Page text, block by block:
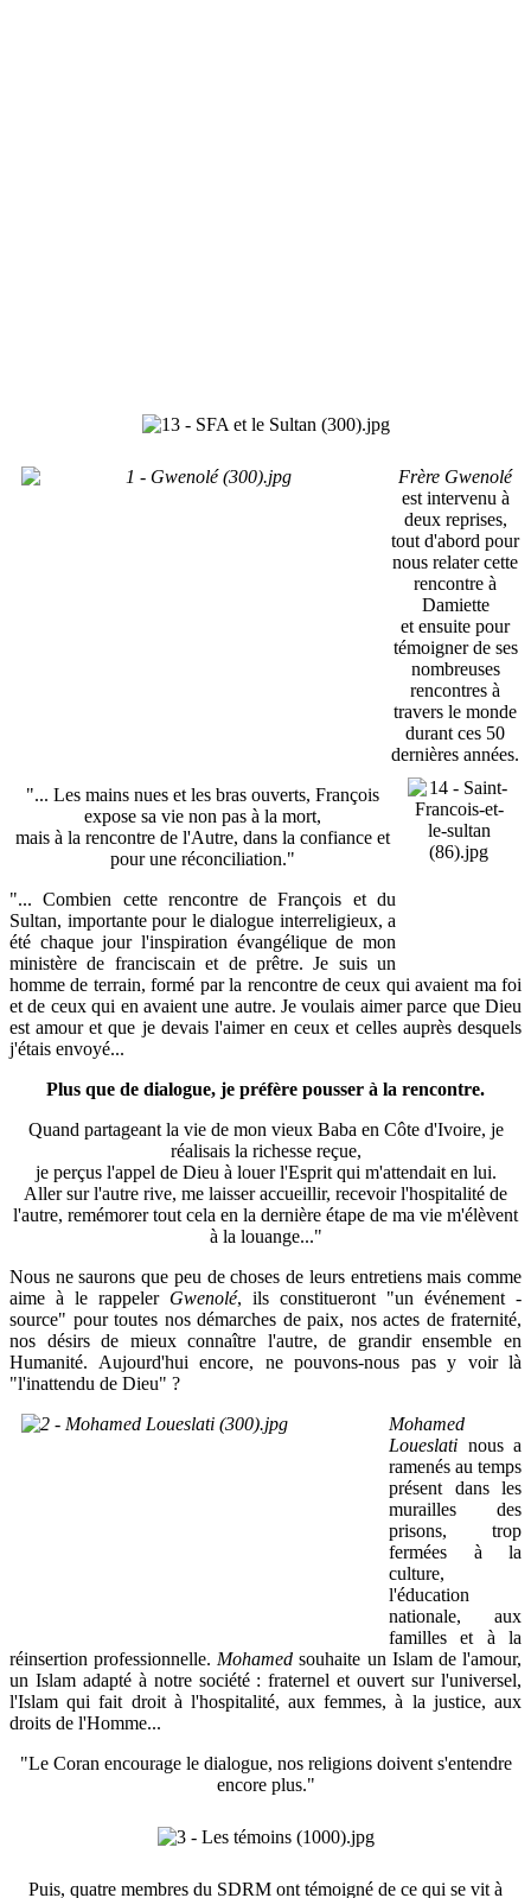
Frère Gwenolé
est intervenu à
deux reprises,
tout d'abord pour
nous relater cette
rencontre à
Damiette
et ensuite pour
témoigner de ses
nombreuses
rencontres à
travers le monde
durant ces 50
dernières années.
"... Les mains nues et les bras ouverts, François
expose sa vie non pas à la mort,
mais à la rencontre de l'Autre, dans la confiance et
pour une réconciliation."
"... Combien cette rencontre de François et du
Sultan, importante pour le dialogue interreligieux, a
été chaque jour l'inspiration évangélique de mon
ministère de franciscain et de prêtre. Je suis un
homme de terrain, formé par la rencontre de ceux qui avaient ma foi
et de ceux qui en avaient une autre. Je voulais aimer parce que Dieu
est amour et que je devais l'aimer en ceux et celles auprès desquels
j'étais envoyé...
Plus que de dialogue, je préfère pousser à la rencontre.
Quand partageant la vie de mon vieux Baba en Côte d'Ivoire, je
réalisais la richesse reçue,
je perçus l'appel de Dieu à louer l'Esprit qui m'attendait en lui.
Aller sur l'autre rive, me laisser accueillir, recevoir l'hospitalité de
l'autre, remémorer tout cela en la dernière étape de ma vie m'élèvent
à la louange..."
Nous ne saurons que peu de choses de leurs entretiens mais comme
aime à le rappeler Gwenolé, ils constitueront "un événement -
source" pour toutes nos démarches de paix, nos actes de fraternité,
nos désirs de mieux connaître l'autre, de grandir ensemble en
Humanité. Aujourd'hui encore, ne pouvons-nous pas y voir là
"l'inattendu de Dieu" ?
Mohamed
Loueslati nous a
ramenés au temps
présent dans les
murailles des
prisons, trop
fermées à la
culture,
l'éducation
nationale, aux
familles et à la
réinsertion professionnelle. Mohamedsouhaite un Islam de l'amour,
un Islam adapté à notre société : fraternel et ouvert sur l'universel,
l'Islam qui fait droit à l'hospitalité, aux femmes, à la justice, aux
droits de l'Homme...
"Le Coran encourage le dialogue, nos religions doivent s'entendre
encore plus."
Puis, quatre membres du SDRM ont témoigné de ce qui se vit à